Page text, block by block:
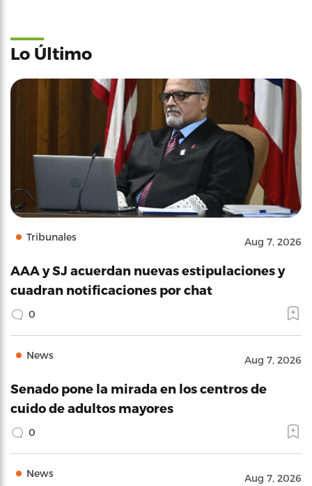
Lo Último
Tribunales Aug 7, 2026
AAA y SJ acuerdan nuevas estipulaciones y
cuadran notificaciones por chat
0
News Aug 7, 2026
Senado pone la mirada en los centros de
cuido de adultos mayores
0
News Aug 7, 2026